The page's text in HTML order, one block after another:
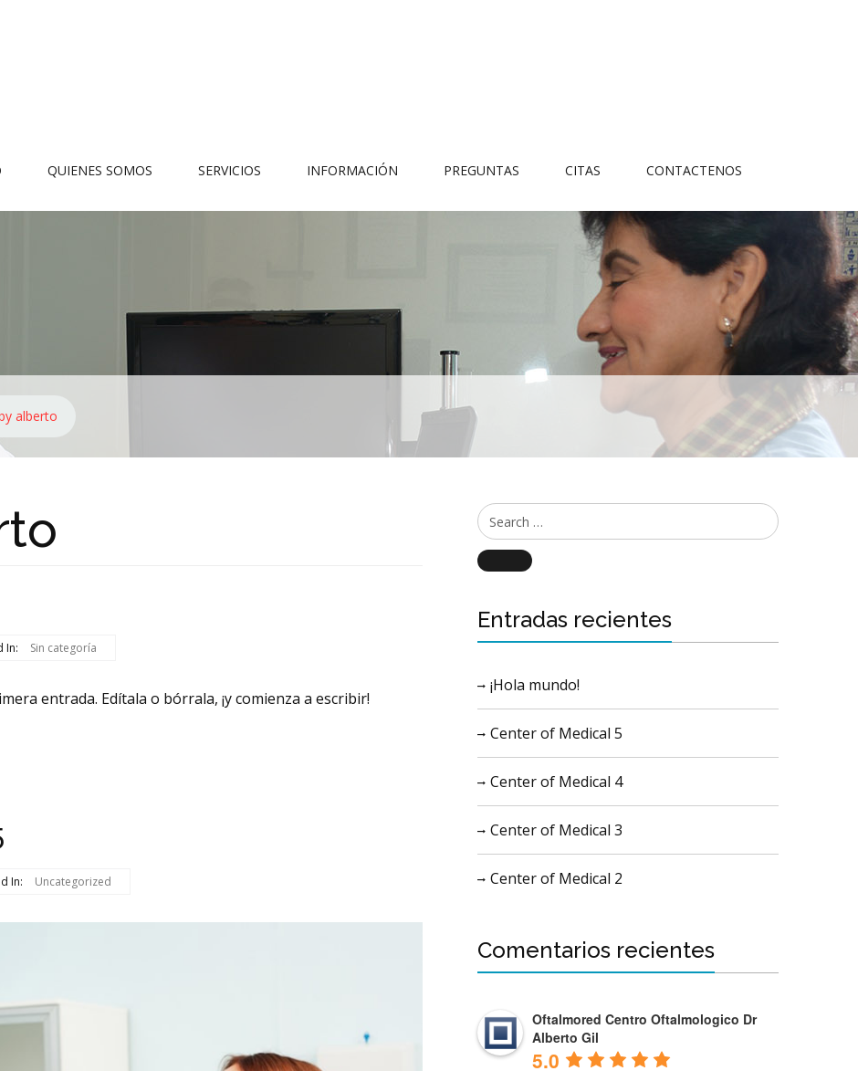
QUIENES SOMOS SERVICIOS INFORMACIÓN PREGUNTAS CITAS CONTACTENOS
alberto
In: Sin categoría
entrada. Edítala o bórrala, ¡y comienza a escribir!
In: Uncategorized
Search
Entradas recientes
¡Hola mundo!
Center of Medical 5
Center of Medical 4
Center of Medical 3
Center of Medical 2
Comentarios recientes
Oftalmored Centro Oftalmologico Dr
Alberto Gil
5.0